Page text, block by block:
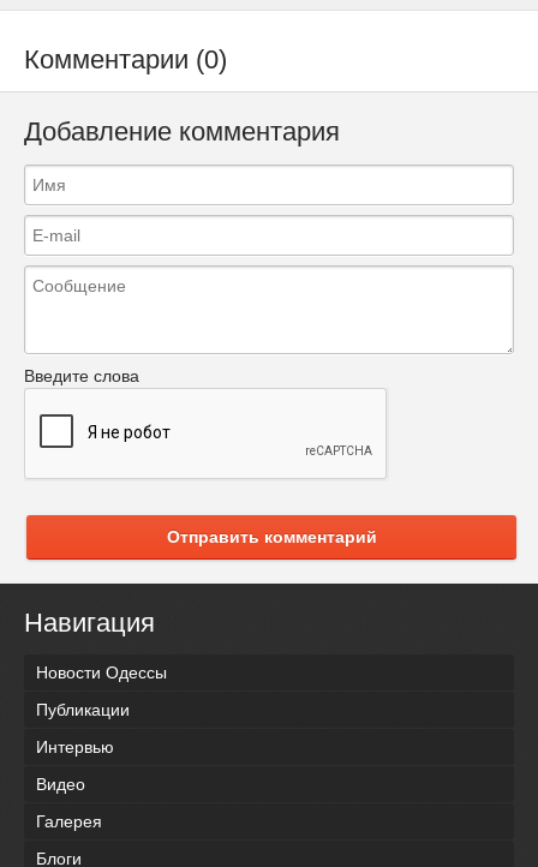
Комментарии (0)
Добавление комментария
Введите слова
Отправить комментарий
Навигация
Новости Одессы
Публикации
Интервью
Видео
Галерея
Блоги